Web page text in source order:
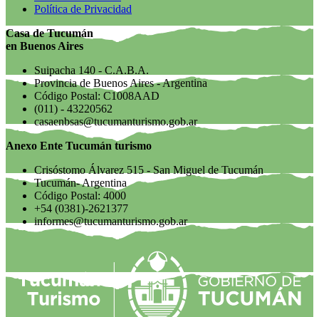
Política de Privacidad
Casa de Tucumán
en Buenos Aires
Suipacha 140 - C.A.B.A.
Provincia de Buenos Aires - Argentina
Código Postal: C1008AAD
(011) - 43220562
casaenbsas@tucumanturismo.gob.ar
Anexo Ente Tucumán turismo
Crisóstomo Álvarez 515 - San Miguel de Tucumán
Tucumán- Argentina
Código Postal: 4000
+54 (0381)-2621377
informes@tucumanturismo.gob.ar